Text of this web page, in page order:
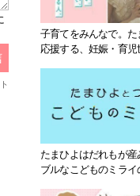
子育てをみんなで。
応援する、妊娠・育
たまひよはだれもが
ブルなこどものミラ